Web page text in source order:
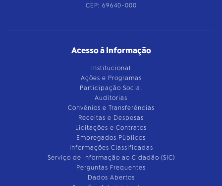
CEP: 69640-000
Acesso à Informação
Institucional
Ações e Programas
Participação Social
Auditorias
Convênios e Transferências
Receitas e Despesas
Licitações e Contratos
Empregados Públicos
Informações Classificadas
Serviço de Informação ao Cidadão (SIC)
Perguntas Frequentes
Dados Abertos